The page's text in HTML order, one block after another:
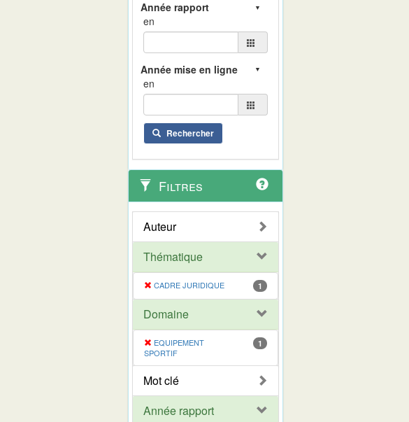
en
en
Rechercher
Filtres
Auteur
Thématique
CADRE JURIDIQUE 1
Domaine
EQUIPEMENT
SPORTIF
1
Mot clé
Année rapport